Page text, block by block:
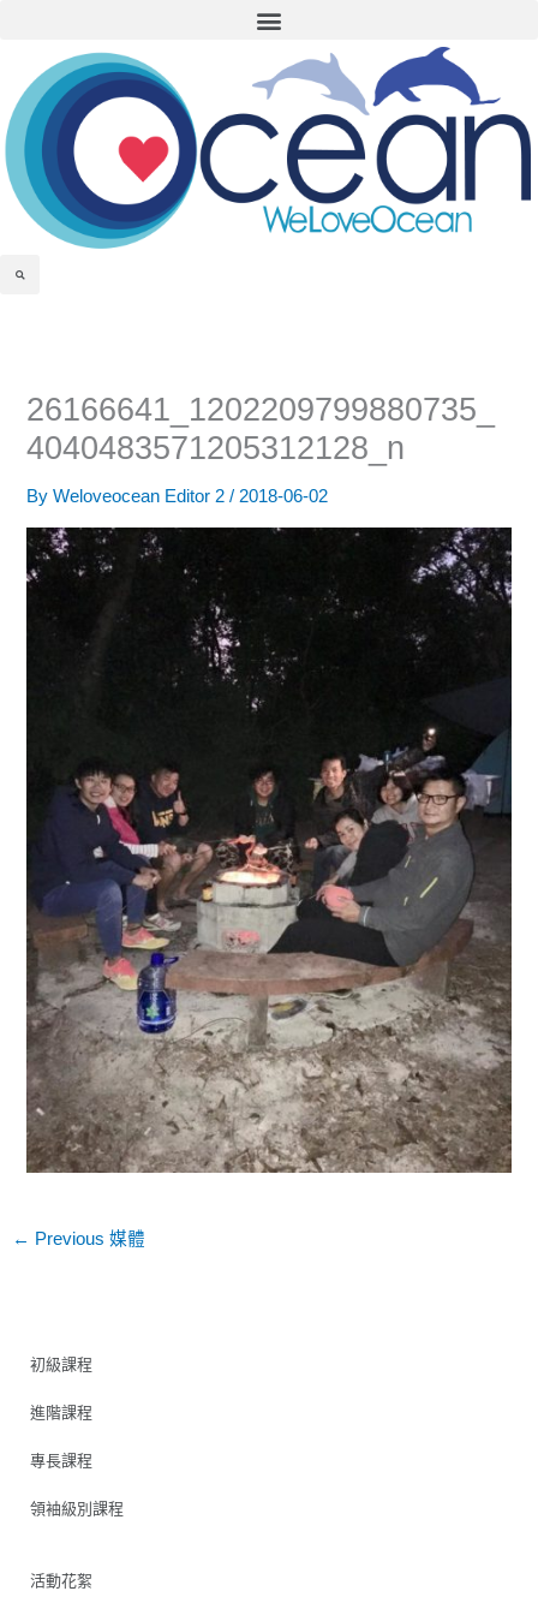
content
Menu
Search
26166641_1202209799880735_
4040483571205312128_n
ByWeloveocean Editor 2/ 2018-06-02
← Previous 媒體
初級課程
進階課程
專長課程
領袖級別課程
活動花絮